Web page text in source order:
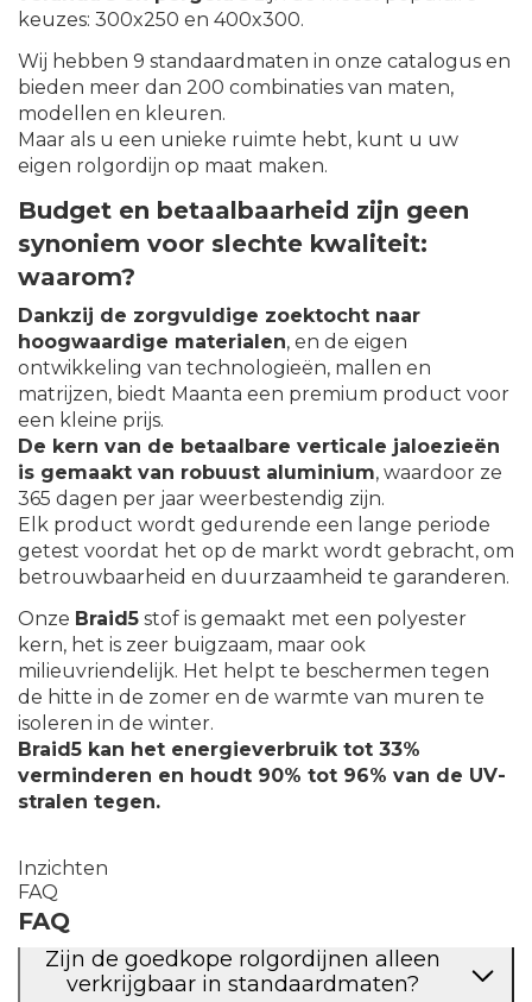
keuzes: 300x250 en 400x300.
Wij hebben 9 standaardmaten in onze catalogus en
bieden meer dan 200 combinaties van maten,
modellen en kleuren.
Maar als u een unieke ruimte hebt, kunt u uw
eigen rolgordijn op maat maken.
Budget en betaalbaarheid zijn geen
synoniem voor slechte kwaliteit:
waarom?
Dankzij de zorgvuldige zoektocht naar
hoogwaardige materialen, en de eigen
ontwikkeling van technologieën, mallen en
matrijzen, biedt Maanta een premium product voor
een kleine prijs.
De kern van de betaalbare verticale jaloezieën
is gemaakt van robuust aluminium, waardoor ze
365 dagen per jaar weerbestendig zijn.
Elk product wordt gedurende een lange periode
getest voordat het op de markt wordt gebracht, om
betrouwbaarheid en duurzaamheid te garanderen.
Onze Braid5 stof is gemaakt met een polyester
kern, het is zeer buigzaam, maar ook
milieuvriendelijk. Het helpt te beschermen tegen
de hitte in de zomer en de warmte van muren te
isoleren in de winter.
Braid5 kan het energieverbruik tot 33%
verminderen en houdt 90% tot 96% van de UV-
stralen tegen.
Inzichten
FAQ
FAQ
Zijn de goedkope rolgordijnen alleen
verkrijgbaar in standaardmaten?